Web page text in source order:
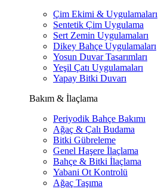
Çim Ekimi & Uygulamaları
Sentetik Çim Uygulama
Sert Zemin Uygulamaları
Dikey Bahçe Uygulamaları
Yosun Duvar Tasarımları
Yeşil Çatı Uygulamaları
Yapay Bitki Duvarı
Bakım & İlaçlama
Periyodik Bahçe Bakımı
Ağaç & Çalı Budama
Bitki Gübreleme
Genel Haşere İlaçlama
Bahçe & Bitki İlaçlama
Yabani Ot Kontrolü
Ağaç Taşıma